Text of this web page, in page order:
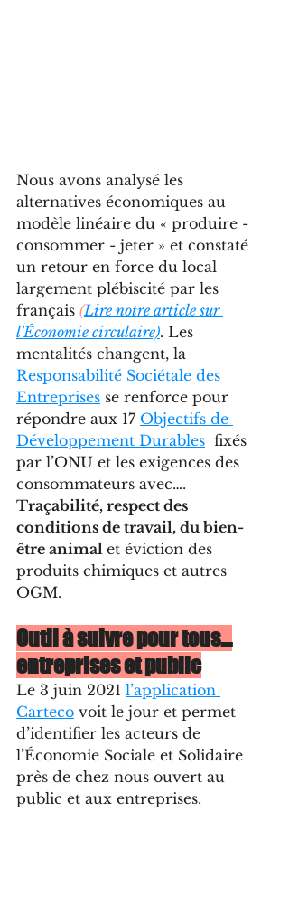
Nous avons analysé les
alternatives économiques au
modèle linéaire du « produire -
consommer - jeter » et constaté
un retour en force du local
largement plébiscité par les
français (Lire notre article sur
l'Économie circulaire). Les
mentalités changent, la
Responsabilité Sociétale des
Entreprises se renforce pour
répondre aux 17 Objectifs de
Développement Durables
  fixés
par l’ONU et les exigences des
consommateurs avec….
Traçabilité, respect des
conditions de travail, du bien-
être animal et éviction des
produits chimiques et autres
OGM.
Outil à suivre pour tous…
entreprises et public
Le 3 juin 2021 l’application
Carteco voit le jour et permet
d’identifier les acteurs de
l’Économie Sociale et Solidaire
près de chez nous ouvert au
public et aux entreprises.